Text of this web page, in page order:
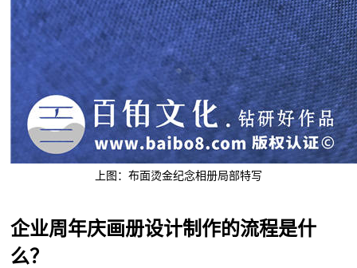
上图：布面烫金纪念相册局部特写
企业周年庆画册设计制作的流程是什
么？